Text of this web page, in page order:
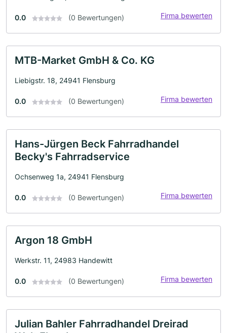
0.0 (0 Bewertungen) Firma bewerten
MTB-Market GmbH & Co. KG
Liebigstr. 18, 24941 Flensburg
0.0 (0 Bewertungen) Firma bewerten
Hans-Jürgen Beck Fahrradhandel
Becky's Fahrradservice
Ochsenweg 1a, 24941 Flensburg
0.0 (0 Bewertungen) Firma bewerten
Argon 18 GmbH
Werkstr. 11, 24983 Handewitt
0.0 (0 Bewertungen) Firma bewerten
Julian Bahler Fahrradhandel Dreirad